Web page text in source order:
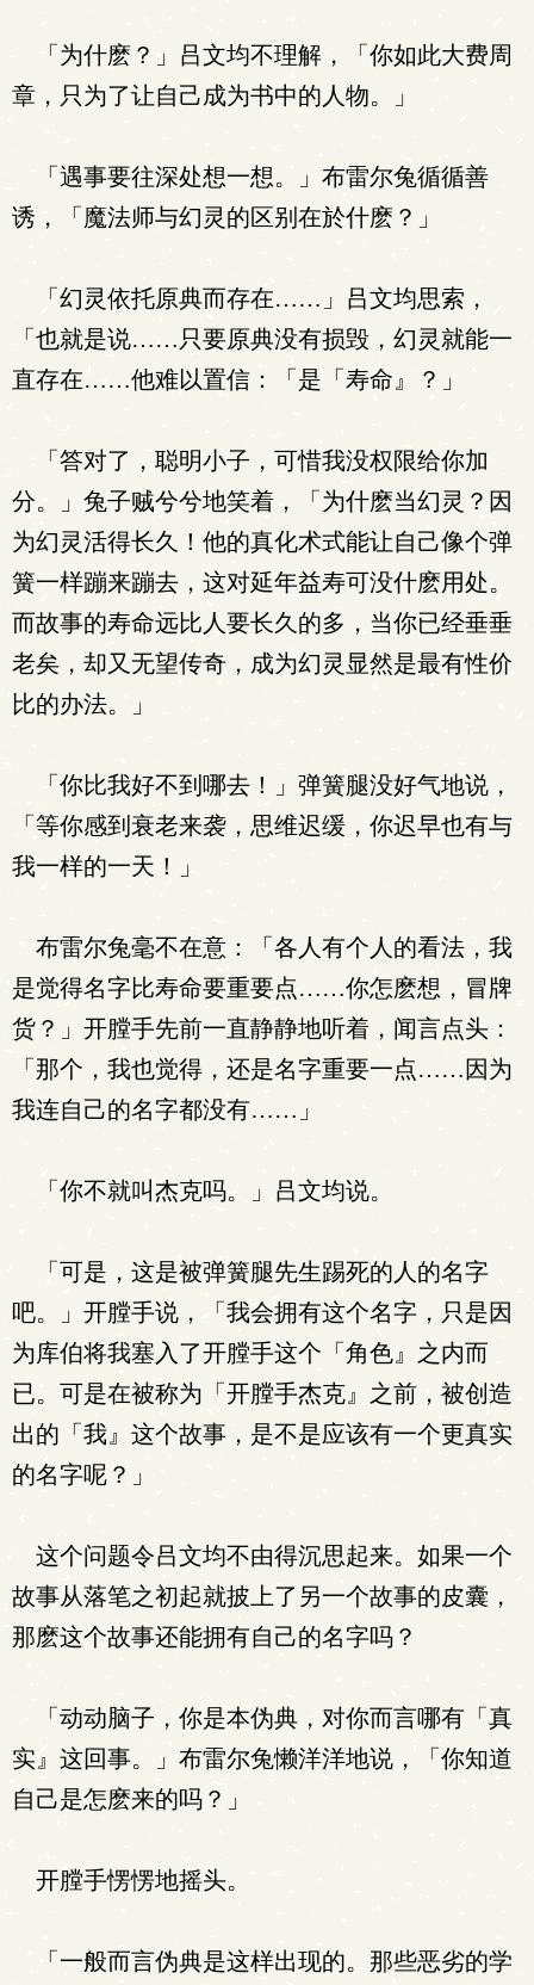
「为什麽？」吕文均不理解，「你如此大费周
章，只为了让自己成为书中的人物。」
「遇事要往深处想一想。」布雷尔兔循循善
诱，「魔法师与幻灵的区别在於什麽？」
「幻灵依托原典而存在……」吕文均思索，
「也就是说……只要原典没有损毁，幻灵就能一
直存在……他难以置信：「是「寿命』？」
「答对了，聪明小子，可惜我没权限给你加
分。」兔子贼兮兮地笑着，「为什麽当幻灵？因
为幻灵活得长久！他的真化术式能让自己像个弹
簧一样蹦来蹦去，这对延年益寿可没什麽用处。
而故事的寿命远比人要长久的多，当你已经垂垂
老矣，却又无望传奇，成为幻灵显然是最有性价
比的办法。」
「你比我好不到哪去！」弹簧腿没好气地说，
「等你感到衰老来袭，思维迟缓，你迟早也有与
我一样的一天！」
布雷尔兔毫不在意：「各人有个人的看法，我
是觉得名字比寿命要重要点……你怎麽想，冒牌
货？」开膛手先前一直静静地听着，闻言点头：
「那个，我也觉得，还是名字重要一点……因为
我连自己的名字都没有……」
「你不就叫杰克吗。」吕文均说。
「可是，这是被弹簧腿先生踢死的人的名字
吧。」开膛手说，「我会拥有这个名字，只是因
为库伯将我塞入了开膛手这个「角色』之内而
已。可是在被称为「开膛手杰克』之前，被创造
出的「我』这个故事，是不是应该有一个更真实
的名字呢？」
这个问题令吕文均不由得沉思起来。如果一个
故事从落笔之初起就披上了另一个故事的皮囊，
那麽这个故事还能拥有自己的名字吗？
「动动脑子，你是本伪典，对你而言哪有「真
实』这回事。」布雷尔兔懒洋洋地说，「你知道
自己是怎麽来的吗？」
开膛手愣愣地摇头。
「一般而言伪典是这样出现的。那些恶劣的学